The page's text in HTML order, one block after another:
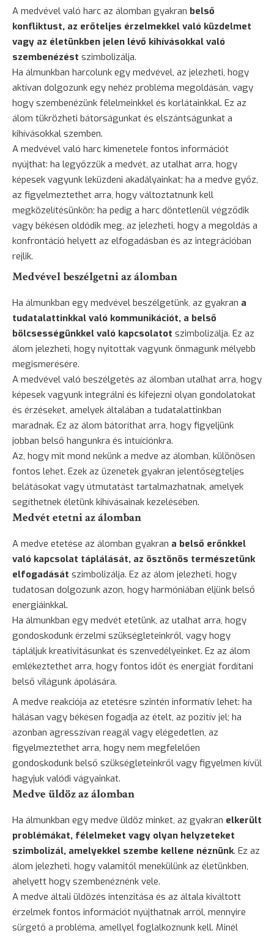
A medvével való harc az álomban gyakran belső
konfliktust, az erőteljes érzelmekkel való küzdelmet
vagy az életünkben jelen lévő kihívásokkal való
szembenézést szimbolizálja.
Ha álmunkban harcolunk egy medvével, az jelezheti, hogy
aktívan dolgozunk egy nehéz probléma megoldásán, vagy
hogy szembenézünk félelmeinkkel és korlátainkkal. Ez az
álom tükrözheti bátorságunkat és elszántságunkat a
kihívásokkal szemben.
A medvével való harc kimenetele fontos információt
nyújthat: ha legyőzzük a medvét, az utalhat arra, hogy
képesek vagyunk leküzdeni akadályainkat; ha a medve győz,
az figyelmeztethet arra, hogy változtatnunk kell
megközelítésünkön; ha pedig a harc döntetlenül végződik
vagy békésen oldódik meg, az jelezheti, hogy a megoldás a
konfrontáció helyett az elfogadásban és az integrációban
rejlik.
Medvével beszélgetni az álomban
Ha álmunkban egy medvével beszélgetünk, az gyakran a
tudatalattinkkal való kommunikációt, a belső
bölcsességünkkel való kapcsolatot szimbolizálja. Ez az
álom jelezheti, hogy nyitottak vagyunk önmagunk mélyebb
megismerésére.
A medvével való beszélgetés az álomban utalhat arra, hogy
képesek vagyunk integrálni és kifejezni olyan gondolatokat
és érzéseket, amelyek általában a tudatalattinkban
maradnak. Ez az álom bátoríthat arra, hogy figyeljünk
jobban belső hangunkra és intuíciónkra.
Az, hogy mit mond nekünk a medve az álomban, különösen
fontos lehet. Ezek az üzenetek gyakran jelentőségteljes
belátásokat vagy útmutatást tartalmazhatnak, amelyek
segíthetnek életünk kihívásainak kezelésében.
Medvét etetni az álomban
A medve etetése az álomban gyakran a belső erőnkkel
való kapcsolat táplálását, az ösztönös természetünk
elfogadását szimbolizálja. Ez az álom jelezheti, hogy
tudatosan dolgozunk azon, hogy harmóniában éljünk belső
energiáinkkal.
Ha álmunkban egy medvét etetünk, az utalhat arra, hogy
gondoskodunk érzelmi szükségleteinkről, vagy hogy
tápláljuk kreativitásunkat és szenvedélyeinket. Ez az álom
emlékeztethet arra, hogy fontos időt és energiát fordítani
belső világunk ápolására.
A medve reakciója az etetésre szintén informatív lehet: ha
hálásan vagy békésen fogadja az ételt, az pozitív jel; ha
azonban agresszívan reagál vagy elégedetlen, az
figyelmeztethet arra, hogy nem megfelelően
gondoskodunk belső szükségleteinkről vagy figyelmen kívül
hagyjuk valódi vágyainkat.
Medve üldöz az álomban
Ha álmunkban egy medve üldöz minket, az gyakran elkerült
problémákat, félelmeket vagy olyan helyzeteket
szimbolizál, amelyekkel szembe kellene néznünk. Ez az
álom jelezheti, hogy valamitől menekülünk az életünkben,
ahelyett hogy szembenéznénk vele.
A medve általi üldözés intenzitása és az általa kiváltott
érzelmek fontos információt nyújthatnak arról, mennyire
sürgető a probléma, amellyel foglalkoznunk kell. Minél